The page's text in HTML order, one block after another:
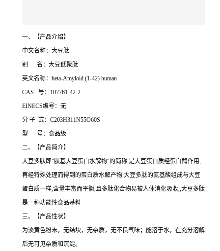
一、【产品介绍】
中文名称：大豆肽
别 名：大豆低聚肽
英文名称：beta-Amyloid (1-42) human
CAS 号：107761-42-2
EINECS编号：无
分 子 式：C203H311N55O60S
型 号：食品级
二、【产品简介】
大豆多肽即"肽基大豆蛋白水解物"的简称,是大豆蛋白质经蛋白酶作用,
再经特殊处理而得到的蛋白质水解产物.大豆多肽的氨基酸组成与大豆
蛋白质一样,含量丰富而平衡,且多肽化合物易被人体消化吸收,,大豆多肽
是一种功能性食品基料
三、【产品性状】
为淡黄色粉末，无结块，无杂质，无不良气味；能溶于水，在充分溶解
后无可见杂质和沉淀。